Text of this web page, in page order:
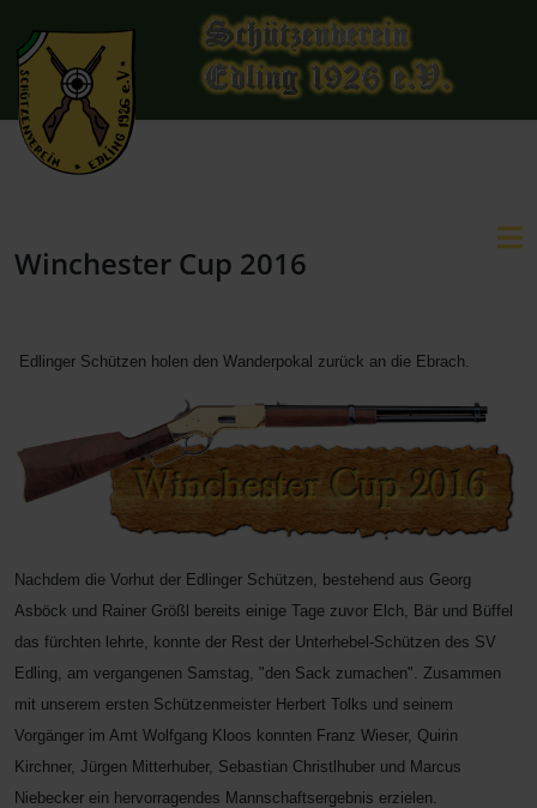
Winchester Cup 2016
Edlinger Schützen holen den Wanderpokal zurück an die Ebrach.
Nachdem die Vorhut der Edlinger Schützen, bestehend aus Georg
Asböck und Rainer Größl bereits einige Tage zuvor Elch, Bär und Büffel
das fürchten lehrte, konnte der Rest der Unterhebel-Schützen des SV
Edling, am vergangenen Samstag, "den Sack zumachen". Zusammen
mit unserem ersten Schützenmeister Herbert Tolks und seinem
Vorgänger im Amt Wolfgang Kloos konnten Franz Wieser, Quirin
Kirchner, Jürgen Mitterhuber, Sebastian Christlhuber und Marcus
Niebecker ein hervorragendes Mannschaftsergebnis erzielen.